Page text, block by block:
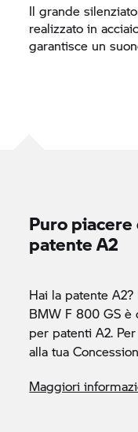
Il grande
realizzato in
garantisce un
Puro
patente A2
Hai la patente
BMW F 800 GS è
per patenti A2.
alla tua
Maggiori